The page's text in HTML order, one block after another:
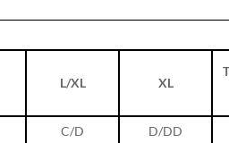
L/XL XL
C/D D/DD